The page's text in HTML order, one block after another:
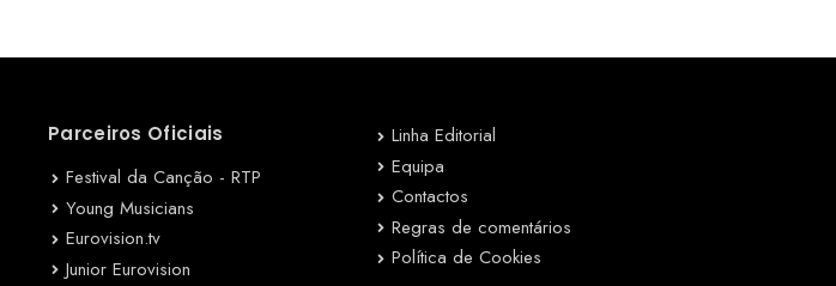
Parceiros Oficiais
Festival da Canção - RTP
Young Musicians
Eurovision.tv
Junior Eurovision
Linha Editorial
Equipa
Contactos
Regras de comentários
Política de Cookies